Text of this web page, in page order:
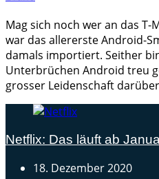
Mag sich noch wer an das T-
war das allererste Android-
damals importiert. Seither
Unterbrüchen Android treu
grosser Leidenschaft
Netflix: Das läuft ab
18. Dezember 2020